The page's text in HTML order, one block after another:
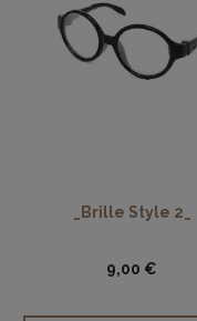
_Brille Style 2_
9,00 €